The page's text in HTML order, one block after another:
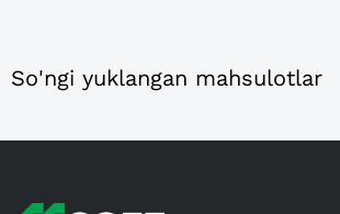
So'ngi yuklangan mahsulotlar